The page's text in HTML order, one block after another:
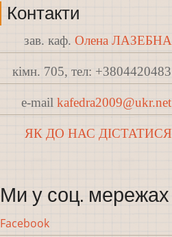
Контакти
зав. каф.Олена ЛАЗЕБНА
кімн. 705, тел:
e-mailkafedra2009@ukr.net
ЯК ДО НАС ДІСТАТИСЯ
Ми у соц. мережах
Facebook